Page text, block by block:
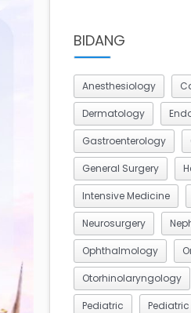
BIDANG
Anesthesiology
Dermatology
Gastroenterology
General Surgery
Intensive Medicine
Neurosurgery
Ophthalmology
Otorhinolaryngology
Pediatric